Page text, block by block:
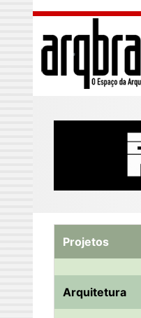
Skip to main content
Projetos
Arquitetura